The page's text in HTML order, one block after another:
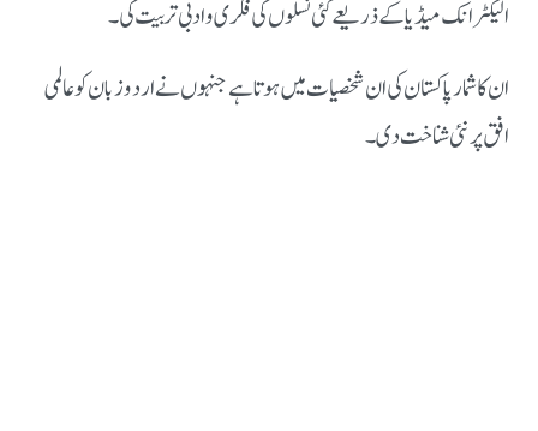
الیکٹرانک میڈیا کے ذریعے کئی نسلوں کی فکری و ادبی تربیت کی۔
ان کا شمار پاکستان کی ان شخصیات میں ہوتا ہے جنہوں نے اردو زبان کو عالمی
افق پر نئی شناخت دی۔